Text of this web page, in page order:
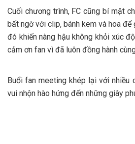
Cuối chương trình, FC cũng bí mật
bất ngờ với clip, bánh kem và hoa để
đó khiến nàng hậu không khỏi xúc
cảm ơn fan vì đã luôn đồng hành
Buổi fan meeting khép lại với
vui nhộn hào hứng đến những giây